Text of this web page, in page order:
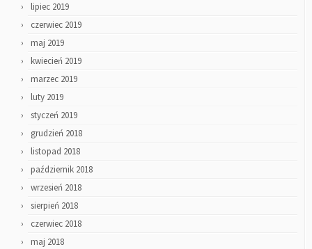
lipiec 2019
czerwiec 2019
maj 2019
kwiecień 2019
marzec 2019
luty 2019
styczeń 2019
grudzień 2018
listopad 2018
październik 2018
wrzesień 2018
sierpień 2018
czerwiec 2018
maj 2018